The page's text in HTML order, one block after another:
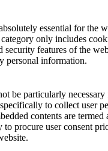
essential for the
only includes
security features of the
personal information.
be particularly
to collect user
contents are termed
to procure user consent